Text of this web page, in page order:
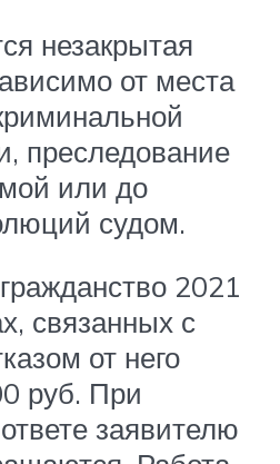
незакрытая
от места
преследование
или до
судом.
2021
связанных с
от него
руб. При
заявителю